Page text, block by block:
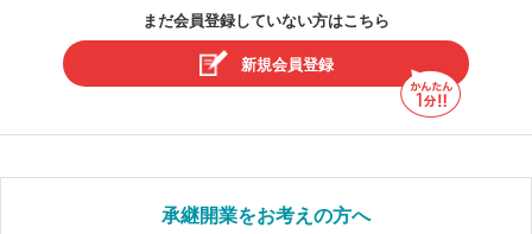
まだ会員登録していない方はこちら
新規会員登録
承継開業をお考えの方へ